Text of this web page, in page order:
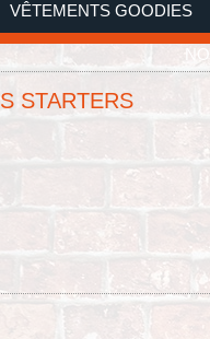
VÊTEMENTS GOODIES
STARTERS